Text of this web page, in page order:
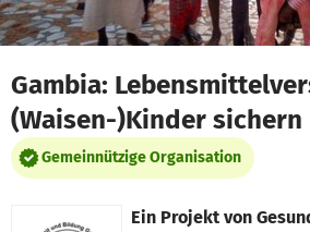
Gambia:
(Waisen-)Kinder sichern
Gemeinnützige Organisation
Ein Projekt von